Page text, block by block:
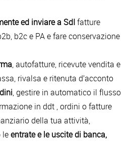
ed inviare a SdIfatture
b2c e PA e fare conservazione
, autofatture, ricevute vendita e
rivalsa e ritenuta d’acconto
, gestire in automatico il flusso
in ddt , ordini o fatture
della tua attività,
leentrate e le uscite di banca,